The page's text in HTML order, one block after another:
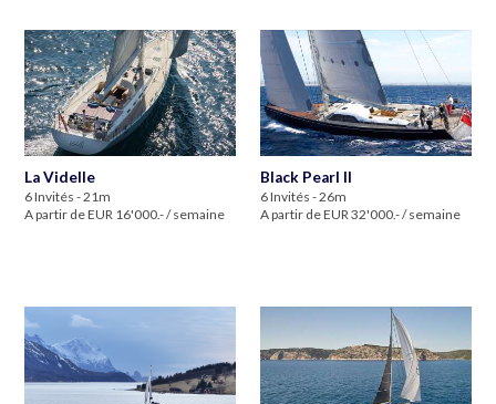
La Videlle
6 Invités - 21m
A partir de EUR 16'000.- / semaine
Black Pearl II
6 Invités - 26m
A partir de EUR 32'000.- / semaine